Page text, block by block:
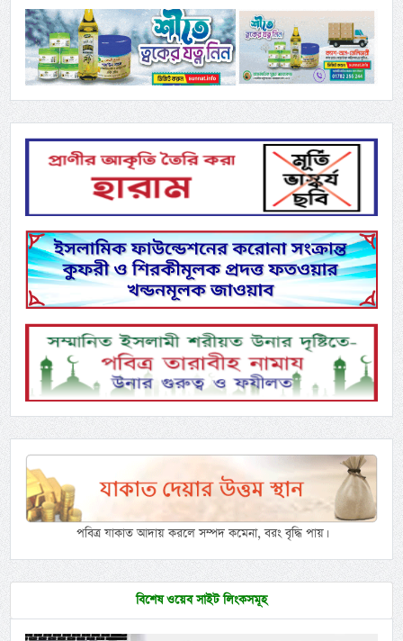
পবিত্র যাকাত আদায় করলে সম্পদ কমেনা, বরং বৃদ্ধি পায়।
বিশেষ ওয়েব সাইট লিংকসমূহ